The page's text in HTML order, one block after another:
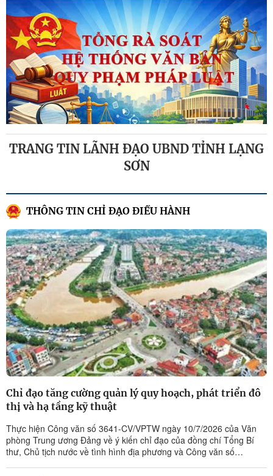
TRANG TIN LÃNH ĐẠO UBND TỈNH LẠNG
SƠN
THÔNG TIN CHỈ ĐẠO ĐIỀU HÀNH
Chỉ đạo tăng cường quản lý quy hoạch, phát triển đô
thị và hạ tầng kỹ thuật
Thực hiện Công văn số 3641-CV/VPTW ngày 10/7/2026 của Văn
phòng Trung ương Đảng về ý kiến chỉ đạo của đồng chí Tổng Bí
thư, Chủ tịch nước về tình hình địa phương và Công văn số